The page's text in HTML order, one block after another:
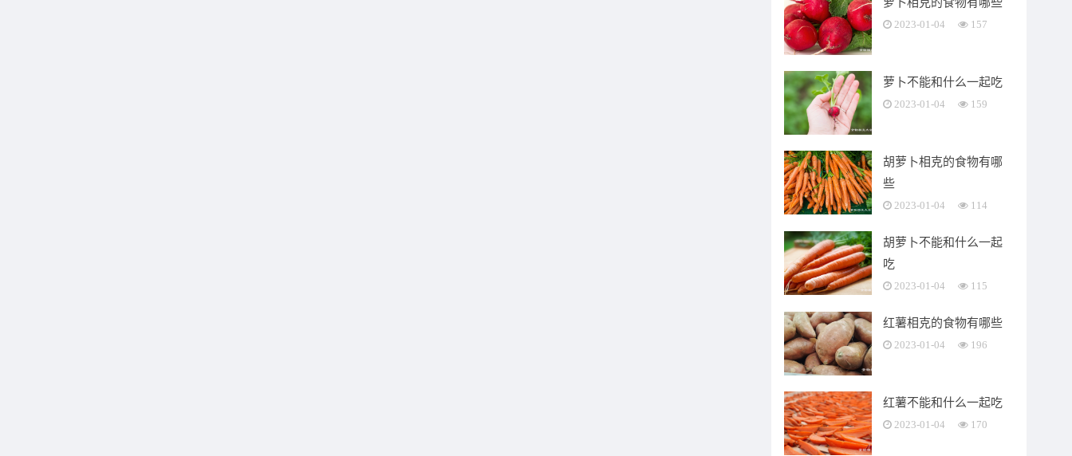
2023-01-04 157
萝卜不能和什么一起吃
2023-01-04 159
胡萝卜相克的食物有哪
些
2023-01-04 114
胡萝卜不能和什么一起
吃
2023-01-04 115
红薯相克的食物有哪些
2023-01-04 196
红薯不能和什么一起吃
2023-01-04 170